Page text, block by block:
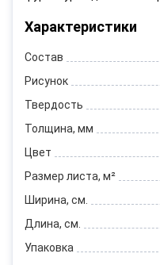
Характеристики
Состав
Рисунок
Твердость
Толщина, мм
Цвет
Размер листа, м²
Ширина, см.
Длина, см.
Упаковка